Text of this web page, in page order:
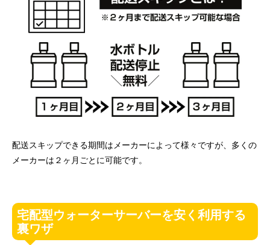
配送スキップできる期間はメーカーによって様々ですが、多くの
メーカーは２ヶ月ごとに可能です。
宅配型ウォーターサーバーを安く利用する
裏ワザ